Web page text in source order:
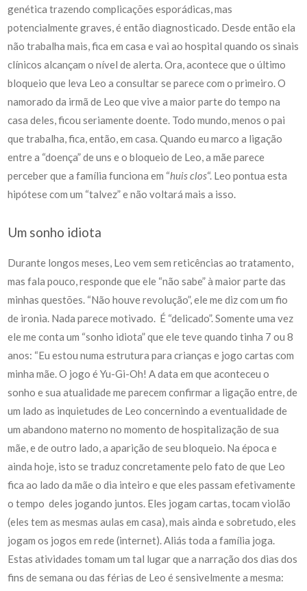
genética trazendo complicações esporádicas, mas
potencialmente graves, é então diagnosticado. Desde então ela
não trabalha mais, fica em casa e vai ao hospital quando os sinais
clínicos alcançam o nível de alerta. Ora, acontece que o último
bloqueio que leva Leo a consultar se parece com o primeiro. O
namorado da irmã de Leo que vive a maior parte do tempo na
casa deles, ficou seriamente doente. Todo mundo, menos o pai
que trabalha, fica, então, em casa. Quando eu marco a ligação
entre a “doença” de uns e o bloqueio de Leo, a mãe parece
perceber que a família funciona em “huis clos“. Leo pontua esta
hipótese com um “talvez” e não voltará mais a isso.
Um sonho idiota
Durante longos meses, Leo vem sem reticências ao tratamento,
mas fala pouco, responde que ele “não sabe” à maior parte das
minhas questões. “Não houve revolução”, ele me diz com um fio
de ironia. Nada parece motivado. É “delicado”. Somente uma vez
ele me conta um “sonho idiota” que ele teve quando tinha 7 ou 8
anos: “Eu estou numa estrutura para crianças e jogo cartas com
minha mãe. O jogo é Yu-Gi-Oh! A data em que aconteceu o
sonho e sua atualidade me parecem confirmar a ligação entre, de
um lado as inquietudes de Leo concernindo a eventualidade de
um abandono materno no momento de hospitalização de sua
mãe, e de outro lado, a aparição de seu bloqueio. Na época e
ainda hoje, isto se traduz concretamente pelo fato de que Leo
fica ao lado da mãe o dia inteiro e que eles passam efetivamente
o tempo deles jogando juntos. Eles jogam cartas, tocam violão
(eles tem as mesmas aulas em casa), mais ainda e sobretudo, eles
jogam os jogos em rede (internet). Aliás toda a família joga.
Estas atividades tomam um tal lugar que a narração dos dias dos
fins de semana ou das férias de Leo é sensivelmente a mesma: